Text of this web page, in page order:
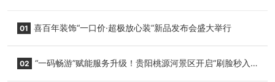
01 喜百年装饰“一口价·超极放心装”新品发布会盛大举行
02 “一码畅游”赋能服务升级！贵阳桃源河景区开启“刷脸秒入